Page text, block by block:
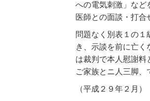
への電気刺激」など
医師との面談・打合
問題なく別表１の
き、示談を前に亡
は裁判で本人慰謝料
ご家族とニ人三脚、
（平成２９年２月）